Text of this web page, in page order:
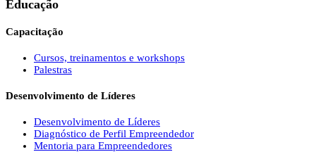
Educação
Capacitação
Cursos, treinamentos e workshops
Palestras
Desenvolvimento de Líderes
Desenvolvimento de Líderes
Diagnóstico de Perfil Empreendedor
Mentoria para Empreendedores